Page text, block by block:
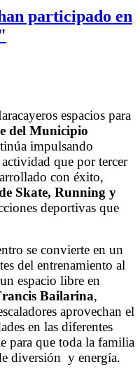
participado en
espacios para
del Municipio
impulsando
que por tercer
con éxito,
Skate, Running y
deportivas que
se convierte en un
del entrenamiento al
espacio libre en
Bailarina,
aprovechan el
en las diferentes
para que toda la familia
diversión y energía.